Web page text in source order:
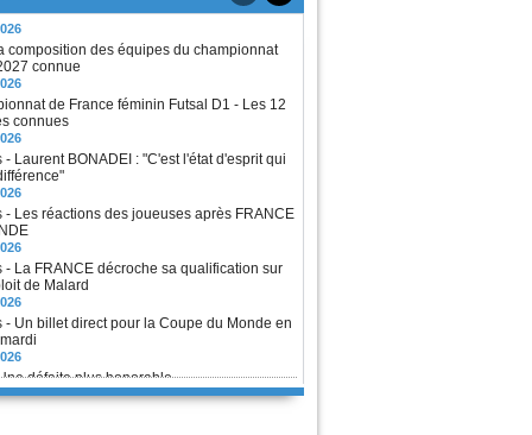
composition des équipes du championnat
connue
de France féminin Futsal D1 - Les 12
connues
- Laurent BONADEI : "C'est l'état d'esprit qui
- Les réactions des joueuses après FRANCE
- La FRANCE décroche sa qualification sur
de Malard
- Un billet direct pour la Coupe du Monde en
défaite plus honorable
Espoirs LFFP : la création validée